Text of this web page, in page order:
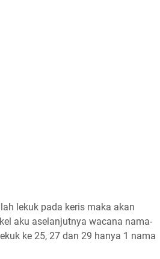
lekuk pada keris maka akan
aku aselanjutnya wacana nama-
ke 25, 27 dan 29 hanya 1 nama